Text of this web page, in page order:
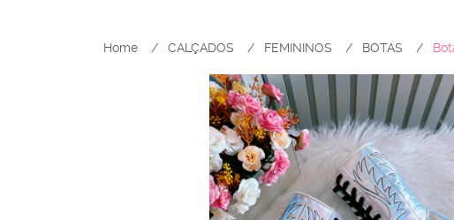
Home CALÇADOS FEMININOS BOTAS